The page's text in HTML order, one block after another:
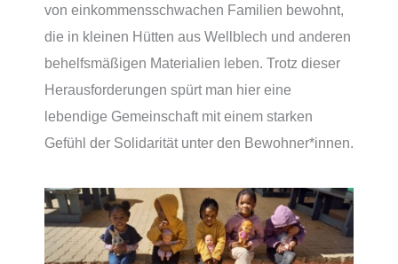
von einkommensschwachen Familien bewohnt,
die in kleinen Hütten aus Wellblech und anderen
behelfsmäßigen Materialien leben. Trotz dieser
Herausforderungen spürt man hier eine
lebendige Gemeinschaft mit einem starken
Gefühl der Solidarität unter den Bewohner*innen.